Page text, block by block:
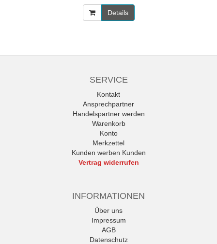
Details
SERVICE
Kontakt
Ansprechpartner
Handelspartner werden
Warenkorb
Konto
Merkzettel
Kunden werben Kunden
Vertrag widerrufen
INFORMATIONEN
Über uns
Impressum
AGB
Datenschutz